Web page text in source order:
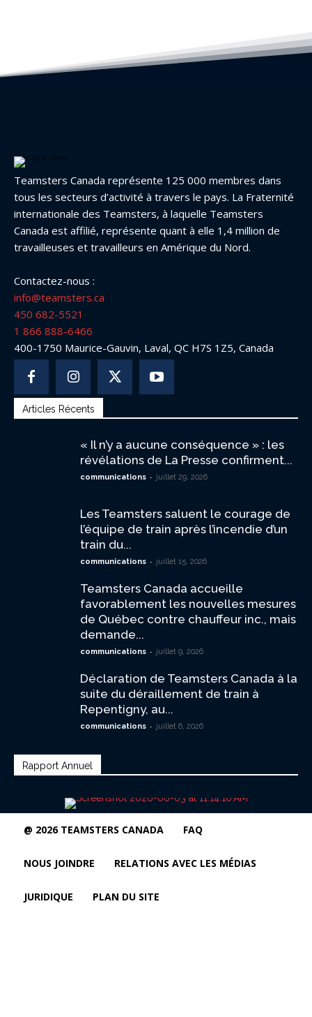
Teamsters Canada représente 125 000 membres dans
tous les secteurs d’activité à travers le pays. La Fraternité
internationale des Teamsters, à laquelle Teamsters
Canada est affilié, représente quant à elle 1,4 million de
travailleuses et travailleurs en Amérique du Nord.
Contactez-nous :
info@teamsters.ca
450 682-5521
1 866 888-6466
400-1750 Maurice-Gauvin, Laval, QC H7S 1Z5, Canada
Articles Récents
« Il n’y a aucune conséquence » : les
révélations de La Presse confirment...
communications - juillet 29, 2026
Les Teamsters saluent le courage de
l’équipe de train après l’incendie d’un
train du...
communications - juillet 15, 2026
Teamsters Canada accueille
favorablement les nouvelles mesures
de Québec contre chauffeur inc., mais
demande...
communications - juillet 9, 2026
Déclaration de Teamsters Canada à la
suite du déraillement de train à
Repentigny, au...
communications - juillet 6, 2026
Rapport Annuel
@ 2026 TEAMSTERS CANADA FAQ
NOUS JOINDRE RELATIONS AVEC LES MÉDIAS
JURIDIQUE PLAN DU SITE